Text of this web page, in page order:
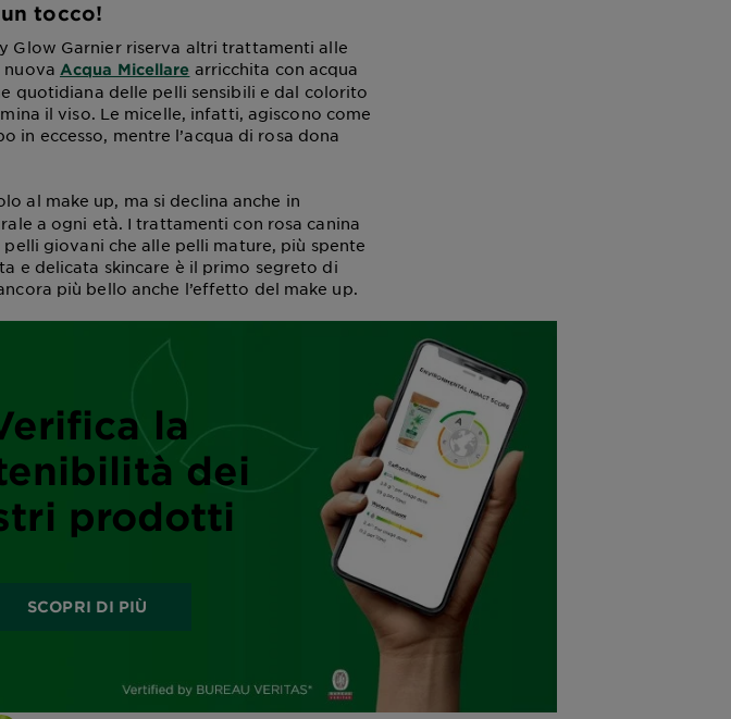
tocco!
Glow Garnier riserva altri trattamenti alle
nuova Acqua Micellare arricchita con acqua
quotidiana delle pelli sensibili e dal colorito
il viso. Le micelle, infatti, agiscono come
in eccesso, mentre l’acqua di rosa dona
al make up, ma si declina anche in
a ogni età. I trattamenti con rosa canina
giovani che alle pelli mature, più spente
e delicata skincare è il primo segreto di
più bello anche l’effetto del make up.
la
dei
prodotti
SCOPRI DI PIÙ